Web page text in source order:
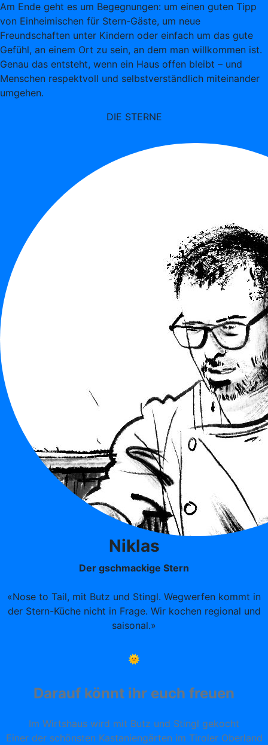
Am Ende geht es um Begegnungen: um einen guten Tipp
von Einheimischen für Stern-Gäste, um neue
Freundschaften unter Kindern oder einfach um das gute
Gefühl, an einem Ort zu sein, an dem man willkommen ist.
Genau das entsteht, wenn ein Haus offen bleibt – und
Menschen respektvoll und selbstverständlich miteinander
umgehen.
DIE STERNE
Niklas
Der gschmackige Stern
«Nose to Tail, mit Butz und Stingl. Wegwerfen kommt in
der Stern-Küche nicht in Frage. Wir kochen regional und
saisonal.»
🌞
Darauf könnt ihr euch freuen
Im Wirtshaus wird mit Butz und Stingl gekocht
Einer der schönsten Kastaniengärten im Tiroler Oberland